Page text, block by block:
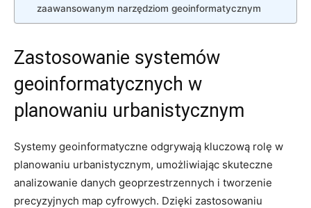
zaawansowanym narzędziom geoinformatycznym
Zastosowanie ⁣systemów
geoinformatycznych w
planowaniu urbanistycznym
Systemy geoinformatyczne odgrywają‍ kluczową rolę​ w
planowaniu urbanistycznym, ⁣umożliwiając⁢ skuteczne
analizowanie danych⁢ geoprzestrzennych ‍i tworzenie
precyzyjnych ⁣map cyfrowych. Dzięki zastosowaniu